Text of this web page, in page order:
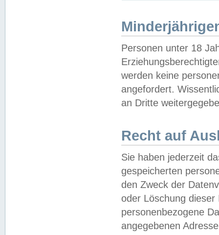
Personen unter 18
werden keine
angefordert.
an Dritte
Recht auf
Sie haben jederzeit
gespeicherten
den Zweck der
oder Löschung
personenbezogene
angegebenen